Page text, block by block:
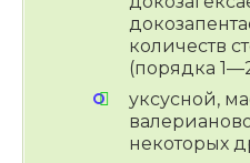
количеств
(порядка
уксусной,
некоторых